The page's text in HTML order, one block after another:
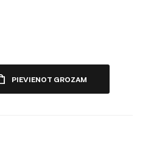
PIEVIENOT GROZAM